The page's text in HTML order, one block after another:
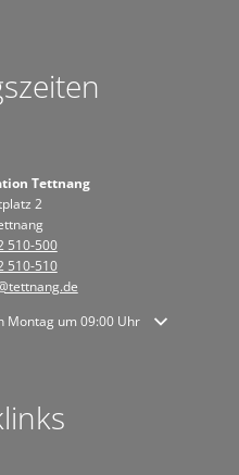
Tettnang
2
510-500
510-510
Schließzeiten auszublenden
Montag um 09:00 Uhr